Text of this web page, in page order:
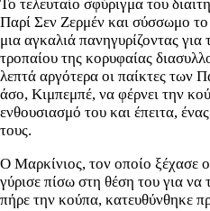
Το τελευταίο σφύριγμα του
Παρί Σεν Ζερμέν και σύσσωμο το
μια αγκαλιά πανηγυρίζοντας
τροπαίου της κορυφαίας
λεπτά αργότερα οι παίκτες των
άσο, Κιμπεμπέ, να φέρνει την
ενθουσιασμό του και έπειτα,
τους.
Ο Μαρκίνιος, τον οποίο ξέχασε
γύρισε πίσω στη θέση του για να
πήρε την κούπα, κατευθύνθηκε